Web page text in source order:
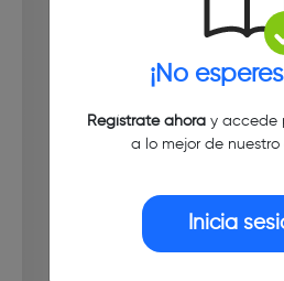
¡No
Regístrate ahoray accede
a lo mejor de nuestro
Inicia